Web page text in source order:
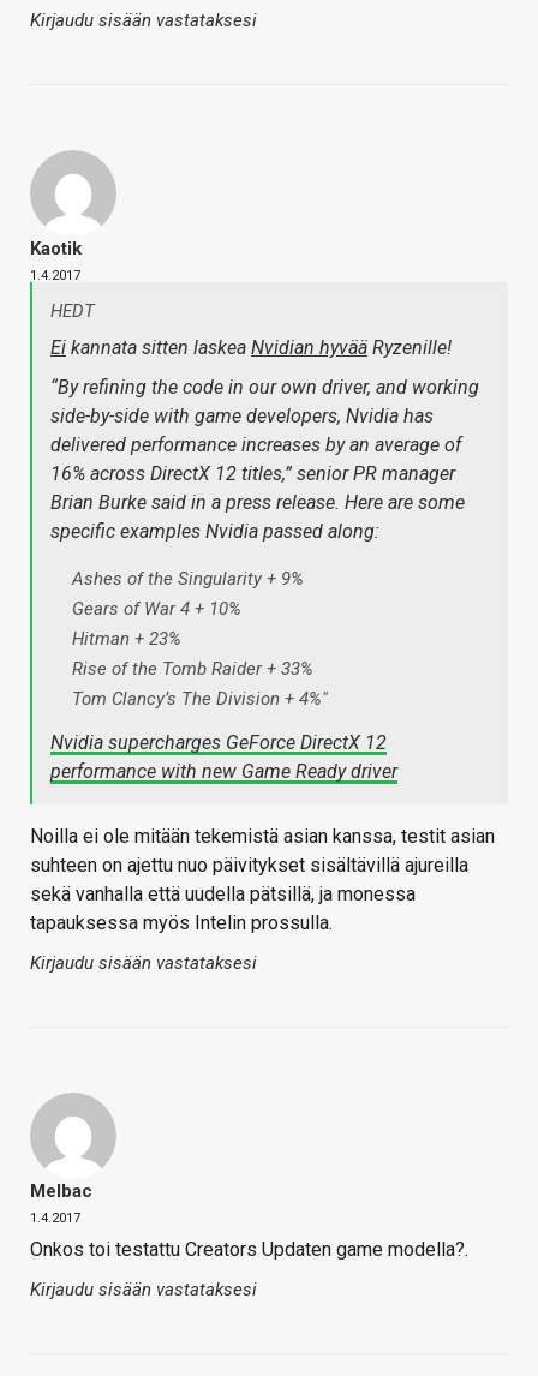
Kirjaudu sisään vastataksesi
Kaotik
1.4.2017
HEDT
Ei kannata sitten laskea Nvidian hyvää Ryzenille!
“By refining the code in our own driver, and working
side-by-side with game developers, Nvidia has
delivered performance increases by an average of
16% across DirectX 12 titles,” senior PR manager
Brian Burke said in a press release. Here are some
specific examples Nvidia passed along:
Ashes of the Singularity + 9%
Gears of War 4 + 10%
Hitman + 23%
Rise of the Tomb Raider + 33%
Tom Clancy’s The Division + 4%"
Nvidia supercharges GeForce DirectX 12
performance with new Game Ready driver
Noilla ei ole mitään tekemistä asian kanssa, testit asian
suhteen on ajettu nuo päivitykset sisältävillä ajureilla
sekä vanhalla että uudella pätsillä, ja monessa
tapauksessa myös Intelin prossulla.
Kirjaudu sisään vastataksesi
Melbac
1.4.2017
Onkos toi testattu Creators Updaten game modella?.
Kirjaudu sisään vastataksesi